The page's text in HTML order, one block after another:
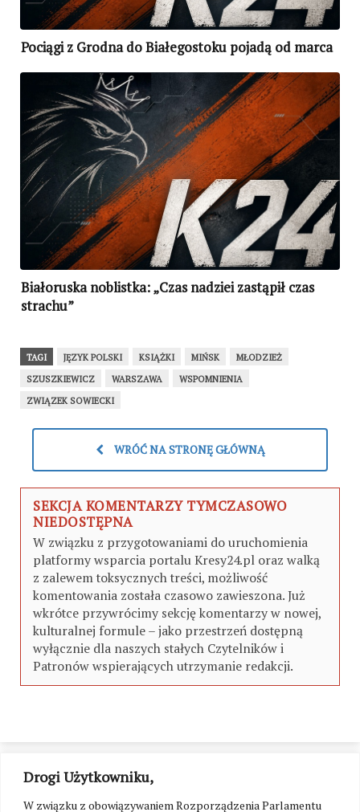
Drogi Użytkowniku,
W związku z obowiązywaniem Rozporządzenia Parlamentu
Pociągi z Grodna do Białegostoku pojadą od marca
Białoruska noblistka: „Czas nadziei zastąpił czas
strachu”
TAGI JĘZYK POLSKI KSIĄŻKI MIŃSK
MŁODZIEŻ
SZUSZKIEWICZ
WARSZAWA
WSPOMNIENIA
ZWIĄZEK SOWIECKI
WRÓĆ NA STRONĘ GŁÓWNĄ
SEKCJA KOMENTARZY TYMCZASOWO
NIEDOSTĘPNA
W związku z przygotowaniami do uruchomienia
platformy wsparcia portalu Kresy24.pl oraz walką
z zalewem toksycznych treści, możliwość
komentowania została czasowo zawieszona. Już
wkrótce przywrócimy sekcję komentarzy w nowej,
kulturalnej formule – jako przestrzeń dostępną
wyłącznie dla naszych stałych Czytelników i
Patronów wspierających utrzymanie redakcji.